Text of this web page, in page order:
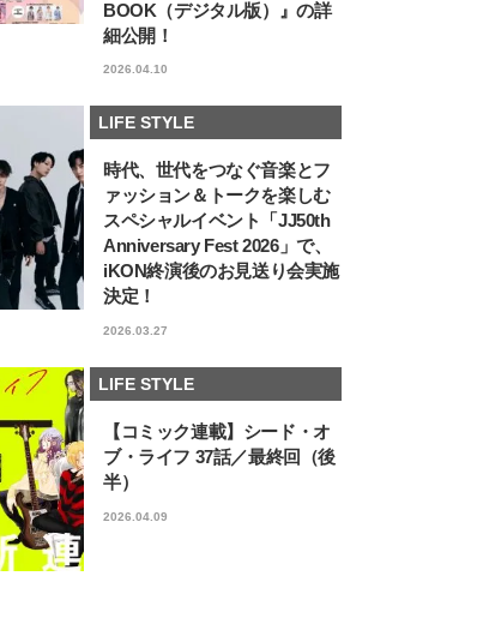
BOOK（デジタル版）』の詳
細公開！
2026.04.10
LIFE STYLE
時代、世代をつなぐ音楽とフ
ァッション＆トークを楽しむ
スペシャルイベント「JJ50th
Anniversary Fest 2026」で、
iKON終演後のお見送り会実施
決定！
2026.03.27
LIFE STYLE
【コミック連載】シード・オ
ブ・ライフ 37話／最終回（後
半）
2026.04.09